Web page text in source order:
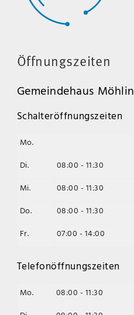
Öffnungszeiten
Gemeindehaus Möhlin
Schalteröffnungszeiten
Mo.
Di.
08:00 - 11:30
Mi.
08:00 - 11:30
Do.
08:00 - 11:30
Fr.
07:00 - 14:00
Telefonöffnungszeiten
Mo. 08:00 - 11:30